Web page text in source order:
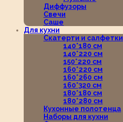
Диффузоры
Свечи
Саше
Для кухни
Скатерти и салфетки
140*180 см
140*220 см
150*220 см
160*220 см
160*260 см
160*320 см
180*180 см
180*280 см
Кухонные полотенца
Наборы для кухни